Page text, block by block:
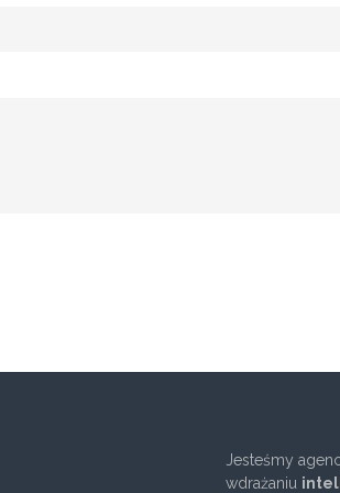
Jesteśmy
wdrażaniu